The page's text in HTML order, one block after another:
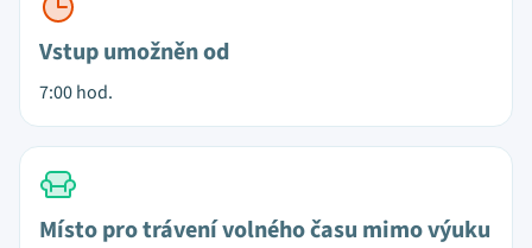
Vstup umožněn od
7:00 hod.
Místo pro trávení volného času mimo výuku